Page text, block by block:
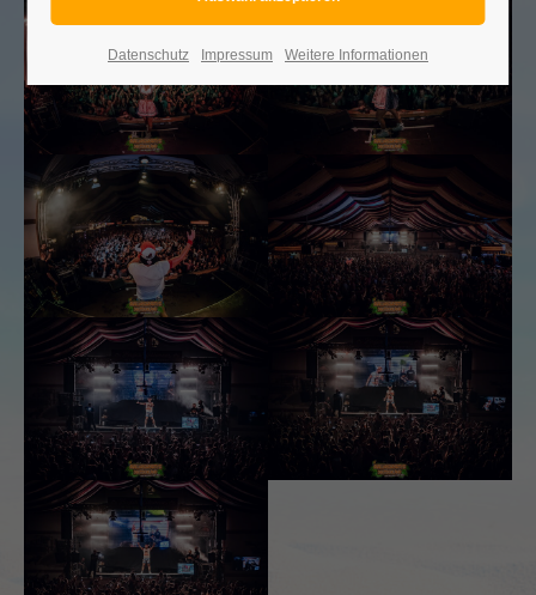
Datenschutz Impressum Weitere Informationen